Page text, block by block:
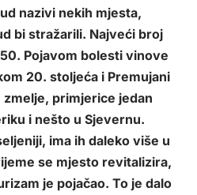
nazivi nekih mjesta,
bi stražarili. Najveći broj
Pojavom bolesti vinove
20. stoljeća i Premujani
primjerice jedan
i nešto u Sjevernu.
ima ih daleko više u
se mjesto revitalizira,
je pojačao. To je dalo